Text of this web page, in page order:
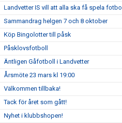
Landvetter IS vill att alla ska få spela fotboll
Sammandrag helgen 7 och 8 oktober
Köp Bingolotter till påsk
Påsklovsfotboll
Äntligen Gåfotboll i Landvetter
Årsmöte 23 mars kl 19:00
Välkommen tillbaka!
Tack för året som gått!
Nyhet i klubbshopen!